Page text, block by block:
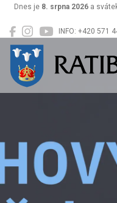
INFO: +420 571
Dnes je 8. srpna 2026 a
Ratiboř